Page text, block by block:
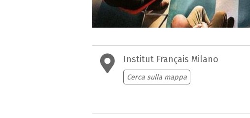
Institut Français Milano
Cerca sulla mappa